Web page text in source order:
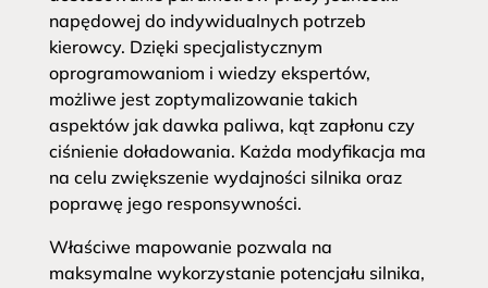
napędowej do indywidualnych potrzeb
kierowcy. Dzięki specjalistycznym
oprogramowaniom i wiedzy ekspertów,
możliwe jest zoptymalizowanie takich
aspektów jak dawka paliwa, kąt zapłonu czy
ciśnienie doładowania. Każda modyfikacja ma
na celu zwiększenie wydajności silnika oraz
poprawę jego responsywności.
Właściwe mapowanie pozwala na
maksymalne wykorzystanie potencjału silnika,